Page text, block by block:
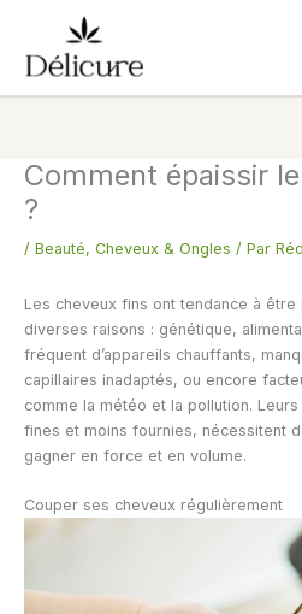
contenu
Comment épaissir
?
/ Beauté, Cheveux & Ongles / Par
Les cheveux fins ont tendance à
diverses raisons : génétique,
fréquent d’appareils chauffants,
capillaires inadaptés, ou encore
comme la météo et la pollution.
fines et moins fournies, nécessitent
gagner en force et en volume.
Couper ses cheveux régulièrement